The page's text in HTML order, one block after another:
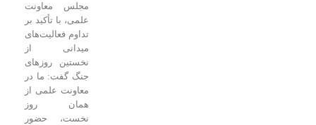
مجلس معاونت
علمی، با تأکید بر
تداوم فعالیت‌های
میدانی از
نخستین روزهای
جنگ گفت: ما در
معاونت علمی از
همان روز
نخست، حضور